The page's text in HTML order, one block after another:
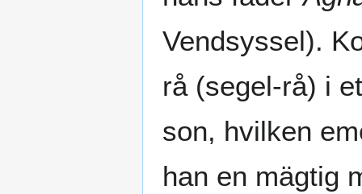
Vendsyssel).
rå (segel-rå) i
son, hvilken
han en mägtig